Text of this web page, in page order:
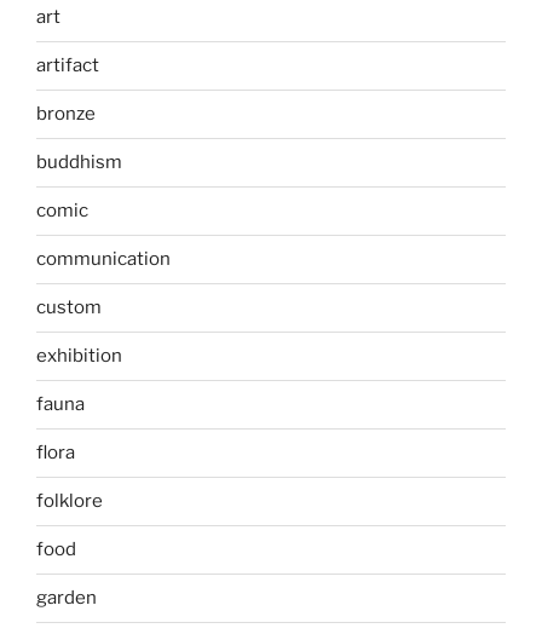
art
artifact
bronze
buddhism
comic
communication
custom
exhibition
fauna
flora
folklore
food
garden